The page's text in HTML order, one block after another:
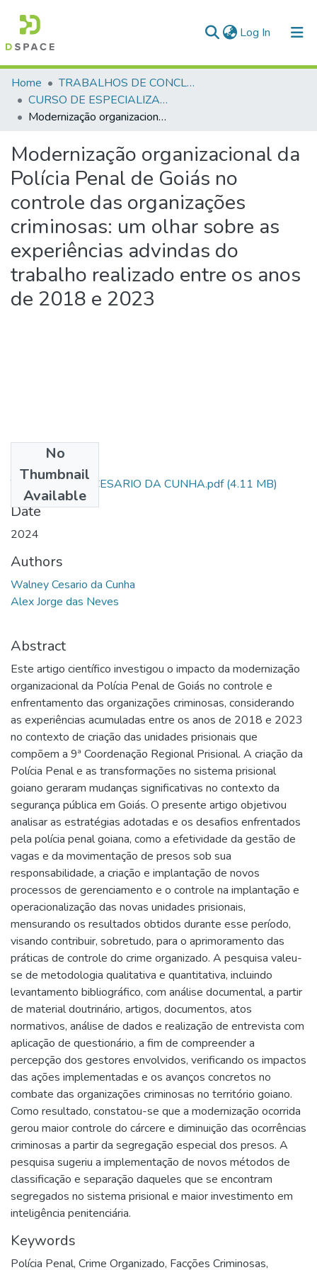
Log In (current)
Communities & Collections
All of DSpace
Home
TRABALHOS DE CONCLUSÃO DE CURSO - CEGESP (CURSO DE ESPECIALIZAÇÃO EM GERENCIAMENTO EM SEGURANÇA PÚBLICA)
CURSO DE ESPECIALIZAÇÃO EM GERENCIAMENTO EM SEGURANÇA PÚBLICA - CEGESP - 2024
Modernização organizacional da Polícia Penal de Goiás no controle das organizações criminosas: um olhar sobre as experiências advindas do trabalho realizado entre os anos de 2018 e 2023
Modernização organizacional da
Polícia Penal de Goiás no
controle das organizações
criminosas: um olhar sobre as
experiências advindas do
trabalho realizado entre os anos
de 2018 e 2023
No
Thumbnail
Available
TCC - WALNEY CESARIO DA CUNHA.pdf(4.11 MB)
Date
2024
Authors
Walney Cesario da Cunha
Alex Jorge das Neves
Abstract
Este artigo científico investigou o impacto da modernização
organizacional da Polícia Penal de Goiás no controle e
enfrentamento das organizações criminosas, considerando
as experiências acumuladas entre os anos de 2018 e 2023
no contexto de criação das unidades prisionais que
compõem a 9ª Coordenação Regional Prisional. A criação da
Polícia Penal e as transformações no sistema prisional
goiano geraram mudanças significativas no contexto da
segurança pública em Goiás. O presente artigo objetivou
analisar as estratégias adotadas e os desafios enfrentados
pela polícia penal goiana, como a efetividade da gestão de
vagas e da movimentação de presos sob sua
responsabilidade, a criação e implantação de novos
processos de gerenciamento e o controle na implantação e
operacionalização das novas unidades prisionais,
mensurando os resultados obtidos durante esse período,
visando contribuir, sobretudo, para o aprimoramento das
práticas de controle do crime organizado. A pesquisa valeu-
se de metodologia qualitativa e quantitativa, incluindo
levantamento bibliográfico, com análise documental, a partir
de material doutrinário, artigos, documentos, atos
normativos, análise de dados e realização de entrevista com
aplicação de questionário, a fim de compreender a
percepção dos gestores envolvidos, verificando os impactos
das ações implementadas e os avanços concretos no
combate das organizações criminosas no território goiano.
Como resultado, constatou-se que a modernização ocorrida
gerou maior controle do cárcere e diminuição das ocorrências
criminosas a partir da segregação especial dos presos. A
pesquisa sugeriu a implementação de novos métodos de
classificação e separação daqueles que se encontram
segregados no sistema prisional e maior investimento em
inteligência penitenciária.
Keywords
Polícia Penal, Crime Organizado, Facções Criminosas,